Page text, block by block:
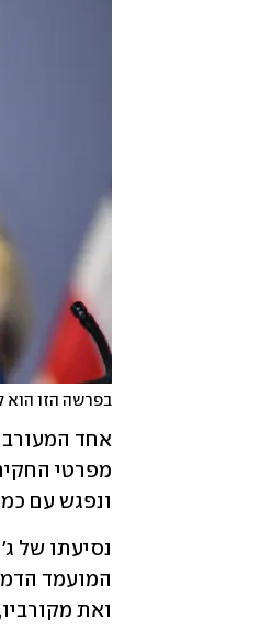
בפרשה הזו הוא
ונפגש עם